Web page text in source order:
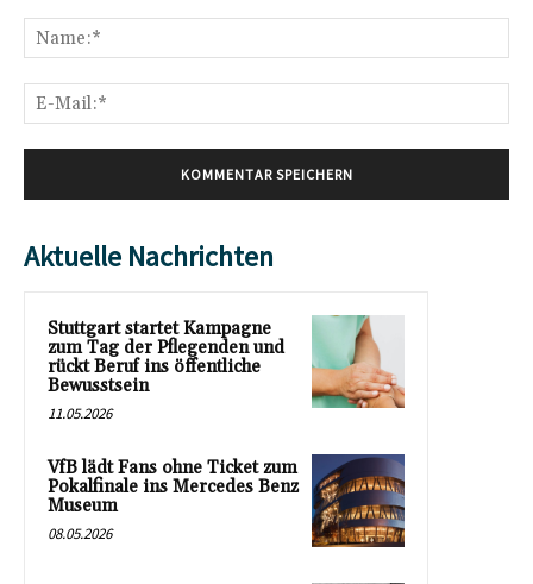
Aktuelle Nachrichten
Stuttgart startet Kampagne
zum Tag der Pflegenden und
rückt Beruf ins öffentliche
Bewusstsein
11.05.2026
VfB lädt Fans ohne Ticket zum
Pokalfinale ins Mercedes Benz
Museum
08.05.2026